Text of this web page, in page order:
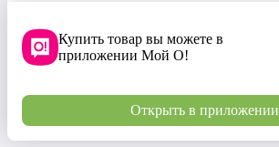
Купить товар вы можете в
приложении Мой О!
Открыть в приложении